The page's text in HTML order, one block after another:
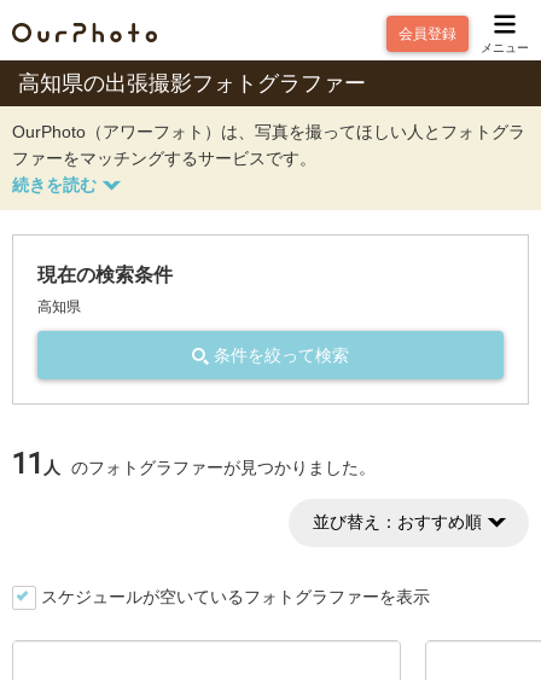
会員登録
メニュー
高知県の出張撮影フォトグラファー
OurPhoto（アワーフォト）は、写真を撮ってほしい人とフォトグラ
ファーをマッチングするサービスです。
現在の検索条件
高知県
条件を絞って検索
11 人 のフォトグラファーが見つかりました。
並び替え： おすすめ順
スケジュールが空いているフォトグラファーを表示